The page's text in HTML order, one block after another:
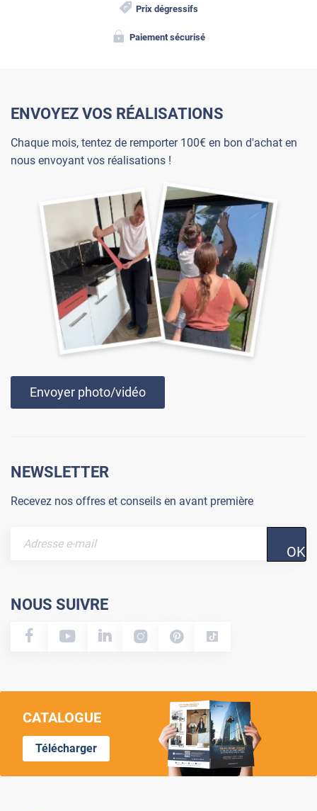
Prix dégressifs
Paiement sécurisé
ENVOYEZ VOS RÉALISATIONS
Chaque mois, tentez de remporter 100€ en bon d'achat en
nous envoyant vos réalisations !
Envoyer photo/vidéo
NEWSLETTER
Recevez nos offres et conseils en avant première
OK
NOUS SUIVRE
CATALOGUE
Télécharger